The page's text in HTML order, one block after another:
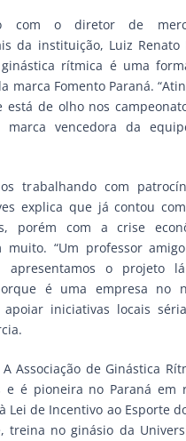
com o diretor de
da instituição, Luiz Renato
rítmica é uma
marca Fomento Paraná.
está de olho nos
marca vencedora da
trabalhando com
explica que já contou
porém com a crise
muito. “Um professor
apresentamos o projeto
é uma empresa no
iniciativas locais
A Associação de Ginástica
e é pioneira no Paraná em
Lei de Incentivo ao Esporte
treina no ginásio da